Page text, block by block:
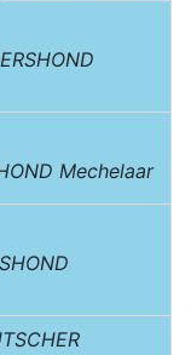
Mechelaar